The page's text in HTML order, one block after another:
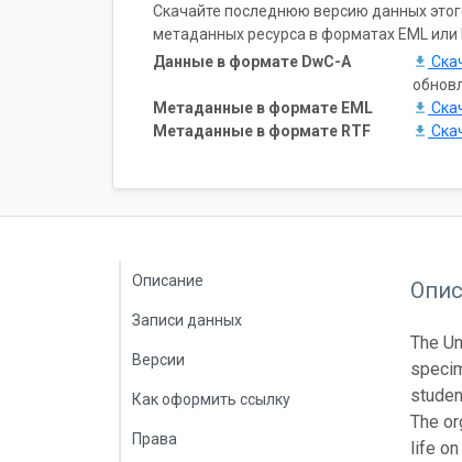
Скачайте последнюю версию данных
метаданных ресурса в форматах EML или
Данные в формате DwC-A
Метаданные в формате EML
Метаданные в формате RTF
Описание
Записи данных
Версии
Как оформить ссылку
Права
The
The
life on